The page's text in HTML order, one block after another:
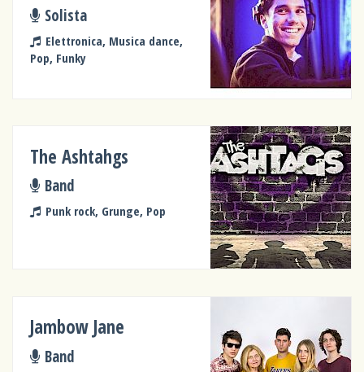
Solista
Elettronica, Musica dance,
Pop, Funky
The Ashtahgs
Band
Punk rock, Grunge, Pop
Jambow Jane
Band